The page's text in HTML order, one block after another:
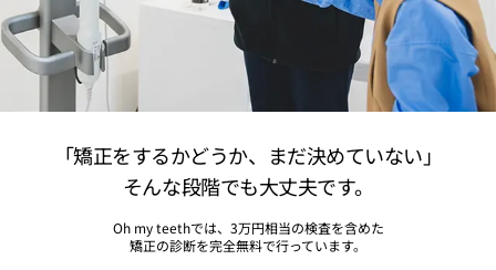
「矯正をするかどうか、まだ決めていない」
そんな段階でも大丈夫です。
Oh my teethでは、3万円相当の検査を含めた
矯正の診断を完全無料で行っています。